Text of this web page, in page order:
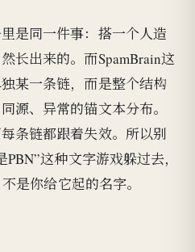
是同一件事：搭一个人造
长出来的。而SpamBrain这
某一条链，而是整个结构
、异常的锚文本分布。
条链都跟着失效。所以别
这种文字游戏躲过去，
是你给它起的名字。